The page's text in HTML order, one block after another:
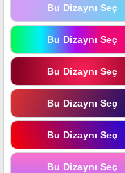
Bu Dizaynı Seç
Bu Dizaynı Seç
Bu Dizaynı Seç
Bu Dizaynı Seç
Bu Dizaynı Seç
Bu Dizaynı Seç